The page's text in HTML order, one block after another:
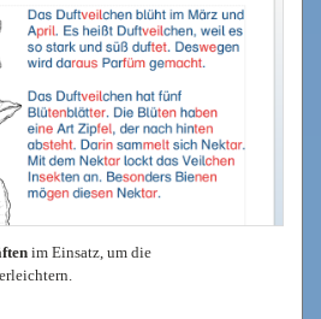
im Einsatz, um die